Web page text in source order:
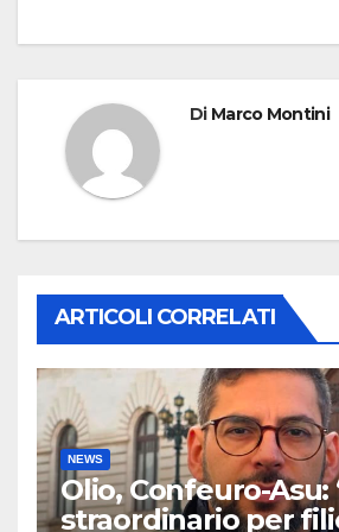
Di Marco Montini
ARTICOLI CORRELATI
NEWS
Olio, Confeuro-Asu:
straordinario per